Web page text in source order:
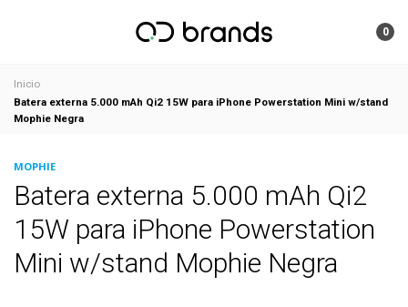
0
Inicio
Batera externa 5.000 mAh Qi2 15W para iPhone Powerstation Mini w/stand
Mophie Negra
MOPHIE
Batera externa 5.000 mAh Qi2
15W para iPhone Powerstation
Mini w/stand Mophie Negra